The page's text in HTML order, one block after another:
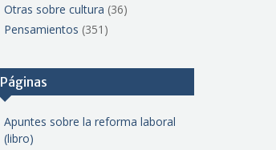
Otras sobre cultura (36)
Pensamientos (351)
Páginas
Apuntes sobre la reforma laboral
(libro)